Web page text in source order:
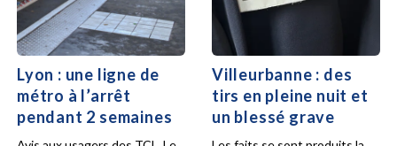
Lyon : une ligne de
métro à l’arrêt
pendant 2 semaines
Villeurbanne : des
tirs en pleine nuit et
un blessé grave